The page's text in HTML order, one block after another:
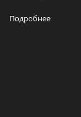
Подробнее